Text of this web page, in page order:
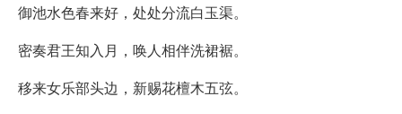
御池水色春来好，处处分流白玉渠。
密奏君王知入月，唤人相伴洗裙裾。
移来女乐部头边，新赐花檀木五弦。